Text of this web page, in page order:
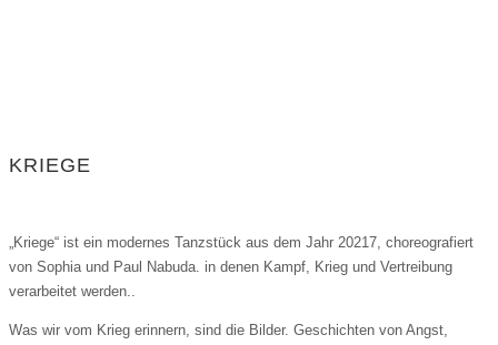
KRIEGE
„Kriege“ ist ein modernes Tanzstück aus dem Jahr 20217, choreografiert
von Sophia und Paul Nabuda. in denen Kampf, Krieg und Vertreibung
verarbeitet werden..
Was wir vom Krieg erinnern, sind die Bilder. Geschichten von Angst,